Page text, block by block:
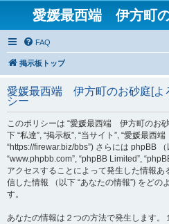
愛媛最西端 伊方町
FAQ
掲示板トップ
愛媛最西端 伊方町のお砂庭[よ
シー
このポリシーは “愛媛最西端 伊方町のお
下 “私達”, “掲示板”, “当サイト”, “愛媛最
“https://firewar.biz/bbs”) さらには phpBB
“www.phpbb.com”, “phpBB Limited”,
アクセスすることによって発生した情報
信した情報 （以下 “あなたの情報”) をど
す。
あなたの情報は２つの方法で発生します